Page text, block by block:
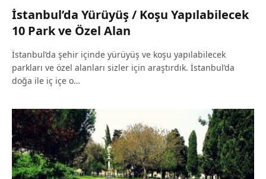
İstanbul’da Yürüyüş / Koşu Yapılabilecek
10 Park ve Özel Alan
İstanbul’da şehir içinde yürüyüş ve koşu yapılabilecek
parkları ve özel alanları sizler için araştırdık. İstanbul’da
doğa ile iç içe o…